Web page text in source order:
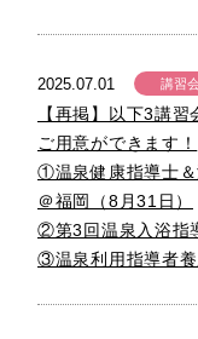
2025.07.01 講習
【再掲】以下3講
ご用意ができます！
①温泉健康指導士＆
＠福岡（8月31日）
②第3回温泉入浴指
③温泉利用指導者養